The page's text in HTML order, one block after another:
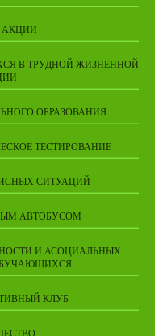
АКЦИИ
В ТРУДНОЙ ЖИЗНЕННОЙ
ОБРАЗОВАНИЯ
ТЕСТИРОВАНИЕ
СИТУАЦИЙ
АВТОБУСОМ
И АСОЦИАЛЬНЫХ
КЛУБ